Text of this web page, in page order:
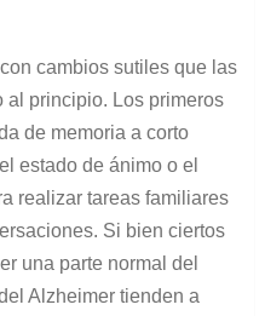
cambios sutiles que las
al principio. Los primeros
de memoria a corto
estado de ánimo o el
realizar tareas familiares
Si bien ciertos
una parte normal del
Alzheimer tienden a